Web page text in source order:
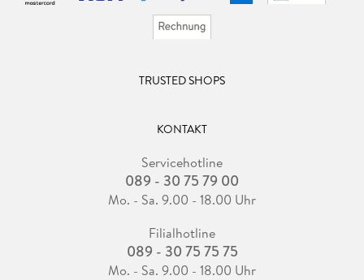
TRUSTED SHOPS
KONTAKT
Servicehotline
089 - 30 75 79 00
Mo. - Sa. 9.00 - 18.00 Uhr
Filialhotline
089 - 30 75 75 75
Mo. - Sa. 9.00 - 18.00 Uhr